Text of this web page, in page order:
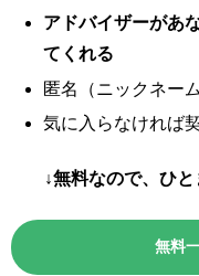
アドバイザーがあ
てくれる
匿名（ニックネー
気に入らなければ
↓無料なので、ひ
無料